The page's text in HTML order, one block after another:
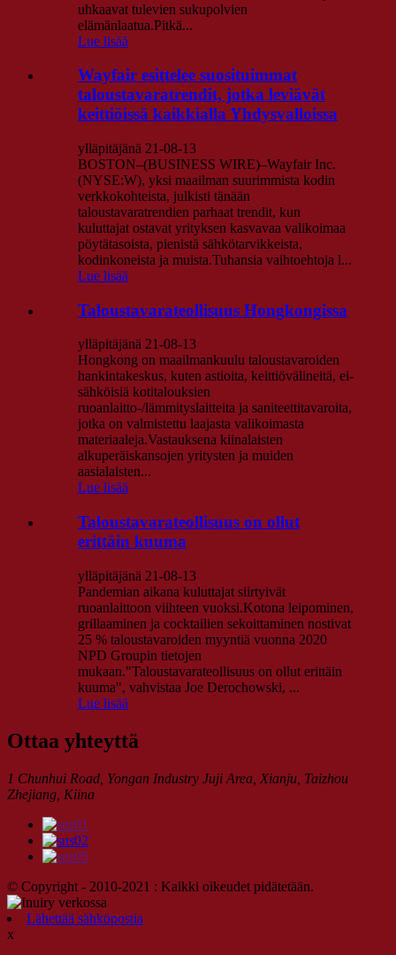
uhkaavat tulevien sukupolvien
elämänlaatua.Pitkä...
Lue lisää
Wayfair esittelee suosituimmat
taloustavaratrendit, jotka leviävät
keittiöissä kaikkialla Yhdysvalloissa
ylläpitäjänä 21-08-13
BOSTON–(BUSINESS WIRE)–Wayfair Inc.
(NYSE:W), yksi maailman suurimmista kodin
verkkokohteista, julkisti tänään
taloustavaratrendien parhaat trendit, kun
kuluttajat ostavat yrityksen kasvavaa valikoimaa
pöytätasoista, pienistä sähkötarvikkeista,
kodinkoneista ja muista.Tuhansia vaihtoehtoja l...
Lue lisää
Taloustavarateollisuus Hongkongissa
ylläpitäjänä 21-08-13
Hongkong on maailmankuulu taloustavaroiden
hankintakeskus, kuten astioita, keittiövälineitä, ei-
sähköisiä kotitalouksien
ruoanlaitto-/lämmityslaitteita ja saniteettitavaroita,
jotka on valmistettu laajasta valikoimasta
materiaaleja.Vastauksena kiinalaisten
alkuperäiskansojen yritysten ja muiden
aasialaisten...
Lue lisää
Taloustavarateollisuus on ollut
erittäin kuuma
ylläpitäjänä 21-08-13
Pandemian aikana kuluttajat siirtyivät
ruoanlaittoon viihteen vuoksi.Kotona leipominen,
grillaaminen ja cocktailien sekoittaminen nostivat
25 % taloustavaroiden myyntiä vuonna 2020
NPD Groupin tietojen
mukaan."Taloustavarateollisuus on ollut erittäin
kuuma", vahvistaa Joe Derochowski, ...
Lue lisää
Ottaa yhteyttä
1 Chunhui Road, Yongan Industry Juji Area, Xianju, Taizhou
Zhejiang, Kiina
© Copyright - 2010-2021 : Kaikki oikeudet pidätetään.
Lähettää sähköpostia
x